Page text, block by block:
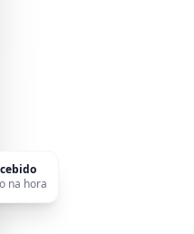
na hora